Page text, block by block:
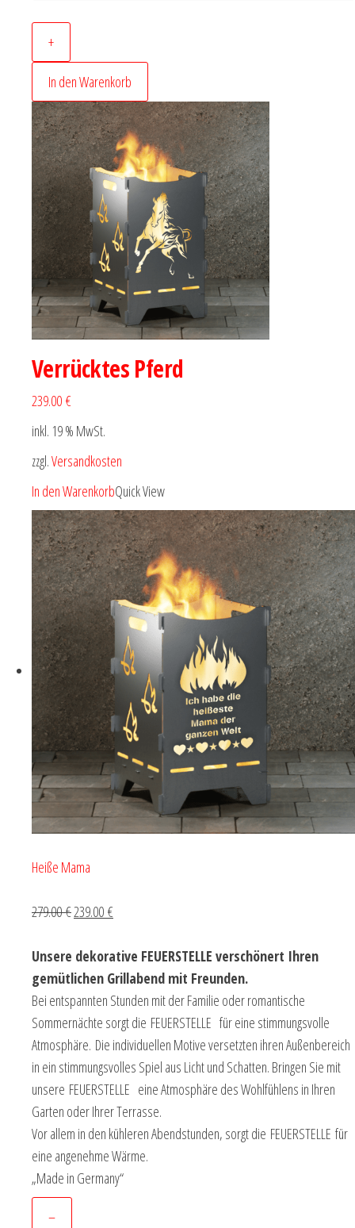
+
In den Warenkorb
Verrücktes Pferd
239.00 €
inkl. 19 % MwSt.
zzgl.Versandkosten
In den WarenkorbQuick View
Heiße Mama
279.00 €239.00 €
Unsere dekorative FEUERSTELLE verschönert Ihren
gemütlichen Grillabend mit Freunden.
Bei entspannten Stunden mit der Familie oder romantische
Sommernächte sorgt die FEUERSTELLE für eine stimmungsvolle
Atmosphäre. Die individuellen Motive versetzten ihren Außenbereich
in ein stimmungsvolles Spiel aus Licht und Schatten. Bringen Sie mit
unsere FEUERSTELLE eine Atmosphäre des Wohlfühlens in Ihren
Garten oder Ihrer Terrasse.
Vor allem in den kühleren Abendstunden, sorgt die FEUERSTELLE für
eine angenehme Wärme.
„Made in Germany“
–